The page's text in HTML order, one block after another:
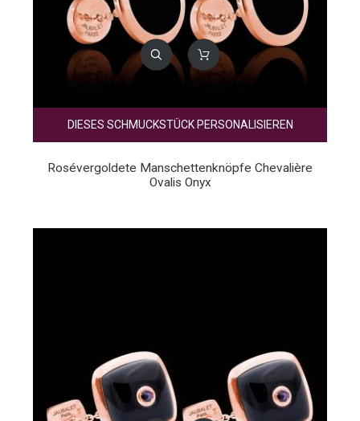
DIESES SCHMUCKSTÜCK PERSONALISIEREN
Rosévergoldete Manschettenknöpfe Chevalière
Ovalis Onyx